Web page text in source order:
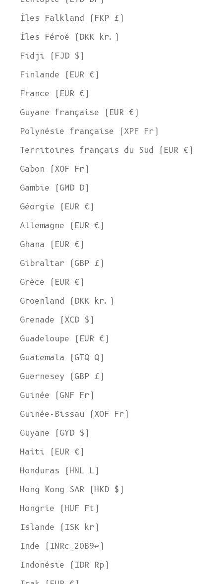
Îles Falkland (FKP £)
Îles Féroé (DKK kr.)
Fidji (FJD $)
Finlande (EUR €)
France (EUR €)
Guyane française (EUR €)
Polynésie française (XPF Fr)
Territoires français du Sud (EUR €)
Gabon (XOF Fr)
Gambie (GMD D)
Géorgie (EUR €)
Allemagne (EUR €)
Ghana (EUR €)
Gibraltar (GBP £)
Grèce (EUR €)
Groenland (DKK kr.)
Grenade (XCD $)
Guadeloupe (EUR €)
Guatemala (GTQ Q)
Guernesey (GBP £)
Guinée (GNF Fr)
Guinée-Bissau (XOF Fr)
Guyane (GYD $)
Haïti (EUR €)
Honduras (HNL L)
Hong Kong SAR (HKD $)
Hongrie (HUF Ft)
Islande (ISK kr)
Inde (INRc_20B9↩)
Indonésie (IDR Rp)